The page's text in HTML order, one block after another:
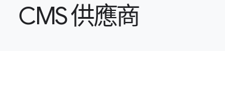
CMS 供應商